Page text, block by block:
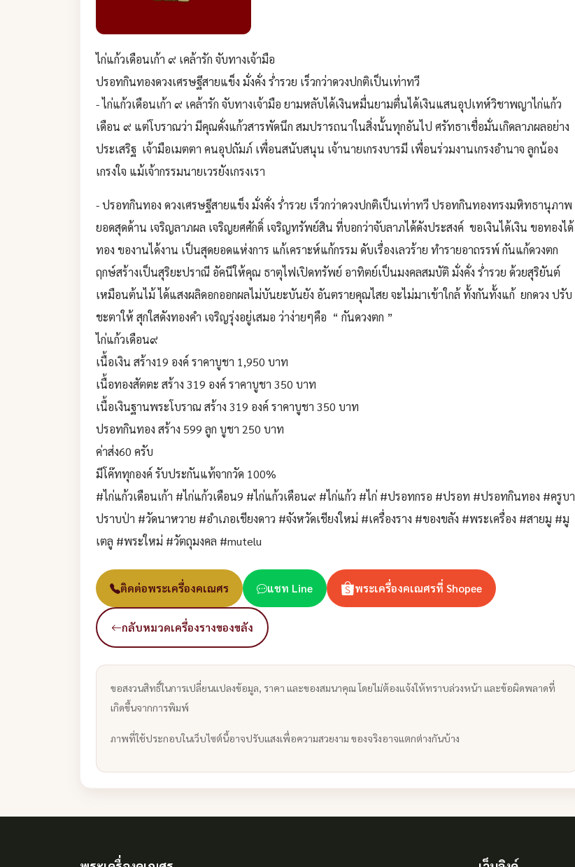
ไก่แก้วเดือนเก้า ๙ เคล้ารัก จับทางเจ้ามือ
ปรอทกินทองดวงเศรษฐีสายแข็ง มั่งคั่ง ร่ำรวย เร็วกว่าดวงปกติเป็นเท่าทวี
- ไก่แก้วเดือนเก้า ๙ เคล้ารัก จับทางเจ้ามือ ยามหลับได้เงินหมื่นยามตื่นได้เงินแสนอุปเทห์วิชาพญาไก่แก้ว
เดือน ๙ แต่โบราณว่า มีคุณดั่งแก้วสารพัดนึก สมปรารถนาในสิ่งนั้นทุกอันไป ศรัทธาเชื่อมั่นเกิดลาภผลอย่าง
ประเสริฐ เจ้ามือเมตตา คนอุปถัมภ์ เพื่อนสนับสนุน เจ้านายเกรงบารมี เพื่อนร่วมงานเกรงอำนาจ ลูกน้อง
เกรงใจ แม้เจ้ากรรมนายเวรยังเกรงเรา
- ปรอทกินทอง ดวงเศรษฐีสายแข็ง มั่งคั่ง ร่ำรวย เร็วกว่าดวงปกติเป็นเท่าทวี ปรอทกินทองทรงมหิทธานุภาพ
ยอดสุดด้าน เจริญลาภผล เจริญยศศักดิ์ เจริญทรัพย์สิน ที่บอกว่าจับลาภได้ดังประสงค์ ขอเงินได้เงิน ขอทองได้
ทอง ของานได้งาน เป็นสุดยอดแห่งการ แก้เคราะห์แก้กรรม ดับเรื่องเลวร้าย ทำรายอาถรรพ์ กันแก้ดวงตก
ฤกษ์สร้างเป็นสุริยะปราณี อัคนีให้คุณ ธาตุไฟเปิดทรัพย์ อาทิตย์เป็นมงคลสมบัติ มั่งคั่ง ร่ำรวย ด้วยสุริยันต์
เหมือนต้นไม้ ได้แสงผลิดอกออกผลไม่บันยะบันยัง อันตรายคุณไสย จะไม่มาเข้าใกล้ ทั้งกันทั้งแก้ ยกดวง ปรับ
ชะตาให้ สุกใสดังทองคำ เจริญรุ่งอยู่เสมอ ว่าง่ายๆคือ “ กันดวงตก ”
ไก่แก้วเดือน๙
เนื้อเงิน สร้าง19 องค์ ราคาบูชา 1,950 บาท
เนื้อทองสัตตะ สร้าง 319 องค์ ราคาบูชา 350 บาท
เนื้อเงินฐานพระโบราณ สร้าง 319 องค์ ราคาบูชา 350 บาท
ปรอทกินทอง สร้าง 599 ลูก บูชา 250 บาท
ค่าส่ง60 ครับ
มีโค๊ททุกองค์ รับประกันแท้จากวัด 100%
#ไก่แก้วเดือนเก้า #ไก่แก้วเดือน9 #ไก่แก้วเดือน๙ #ไก่แก้ว #ไก่ #ปรอทกรอ #ปรอท #ปรอทกินทอง #ครูบา
ปราบป่า #วัดนาหวาย #อำเภอเชียงดาว #จังหวัดเชียงใหม่ #เครื่องราง #ของขลัง #พระเครื่อง #สายมู #มู
เตลู #พระใหม่ #วัตถุมงคล #mutelu
ติดต่อพระเครื่องคเณศร แชท Line พระเครื่องคเณศรที่ Shopee
กลับหมวดเครื่องรางของขลัง
ขอสงวนสิทธิ์ในการเปลี่ยนแปลงข้อมูล, ราคา และของสมนาคุณ โดยไม่ต้องแจ้งให้ทราบล่วงหน้า และข้อผิดพลาดที่
เกิดขึ้นจากการพิมพ์
ภาพที่ใช้ประกอบในเว็บไซต์นี้อาจปรับแสงเพื่อความสวยงาม ของจริงอาจแตกต่างกันบ้าง